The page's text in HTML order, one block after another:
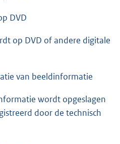
DVD
op DVD of andere digitale
van beeldinformatie
wordt opgeslagen
door de technisch